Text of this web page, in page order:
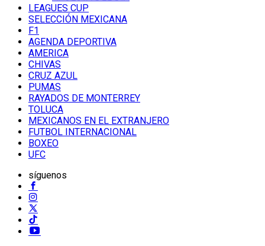
LEAGUES CUP
SELECCIÓN MEXICANA
F1
AGENDA DEPORTIVA
AMERICA
CHIVAS
CRUZ AZUL
PUMAS
RAYADOS DE MONTERREY
TOLUCA
MEXICANOS EN EL EXTRANJERO
FUTBOL INTERNACIONAL
BOXEO
UFC
síguenos